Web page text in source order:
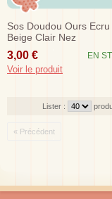
Sos Doudou Ours Ecru
Beige Clair Nez
3,00 € EN
Voir le produit
Lister :
« Précédent